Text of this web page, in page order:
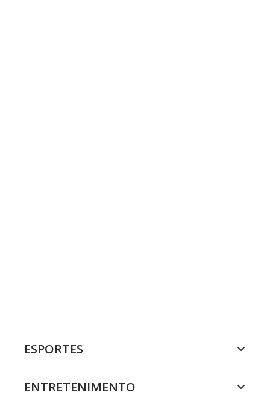
ESPORTES
ENTRETENIMENTO